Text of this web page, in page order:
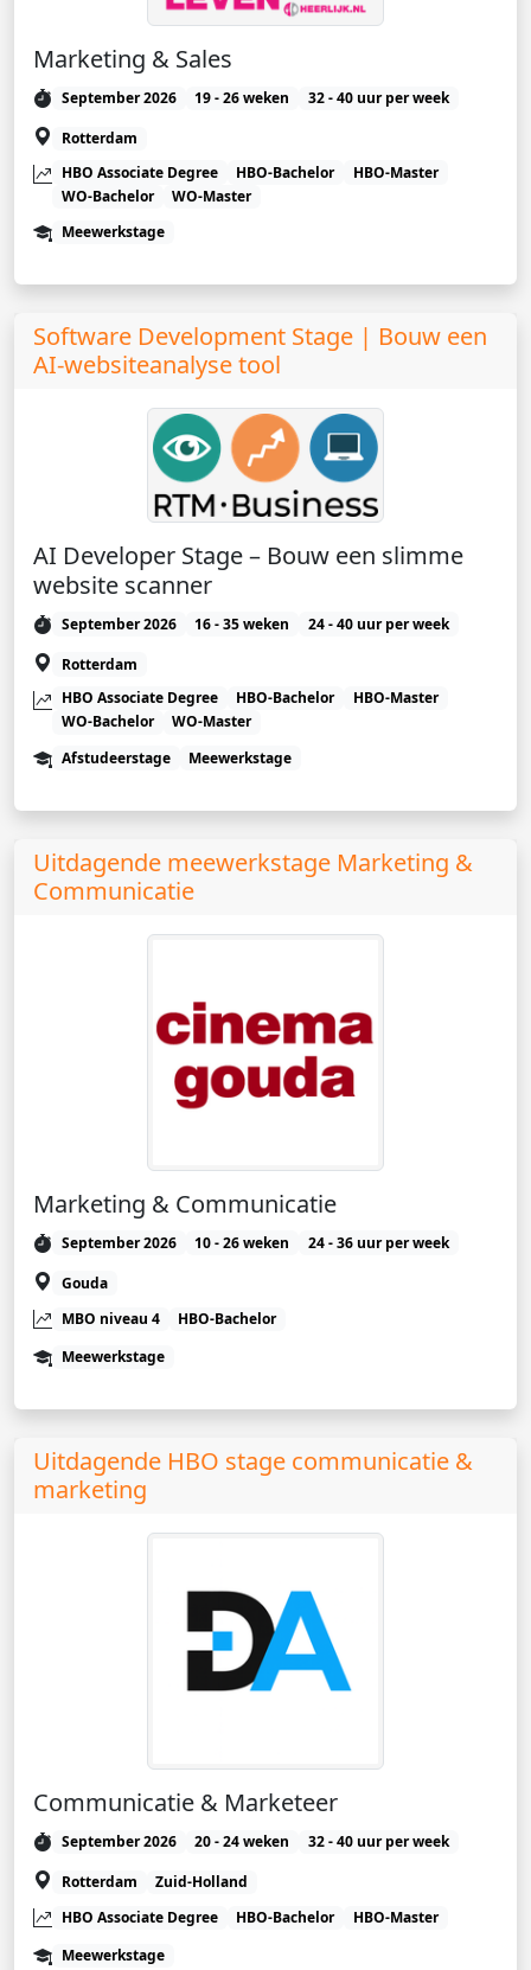
Marketing & Sales
September 2026 19 - 26 weken
32 - 40 uur per week
Rotterdam
HBO Associate Degree
HBO-Bachelor
HBO-Master
WO-Bachelor
WO-Master
Meewerkstage
Software Development Stage | Bouw een
AI-websiteanalyse tool
AI Developer Stage – Bouw een slimme
website scanner
September 2026 16 - 35 weken
24 - 40 uur per week
Rotterdam
HBO Associate Degree
HBO-Bachelor
HBO-Master
WO-Bachelor
WO-Master
Afstudeerstage
Meewerkstage
Uitdagende meewerkstage Marketing &
Communicatie
Marketing & Communicatie
September 2026 10 - 26 weken
24 - 36 uur per week
Gouda
MBO niveau 4
HBO-Bachelor
Meewerkstage
Uitdagende HBO stage communicatie &
marketing
Communicatie & Marketeer
September 2026 20 - 24 weken
32 - 40 uur per week
Rotterdam
Zuid-Holland
HBO Associate Degree
HBO-Bachelor
HBO-Master
Meewerkstage